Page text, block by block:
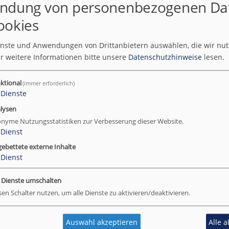
öffentlich-rechtlichen Medien
der Nachkriegszeit. Von Anfang an waren
der schwarz-roten Sozialpartner.
noch immer in Betrieb, so als hätte sich die
vollständige Beiträge lesen
senden im Sommer live
von personenbezogenen
und Anwendungen von Drittanbietern auswählen, die wir
weitere Informationen bitte unsere Datenschutzhinweise lesen.
(immer erforderlich)
Dienste
Nutzungsstatistiken zur Verbesserung dieser Website.
Dienst
externe Inhalte
Dienst
Dienste umschalten
Schalter nutzen, um alle Dienste zu aktivieren/deaktivieren.
Auswahl akzeptieren Alle